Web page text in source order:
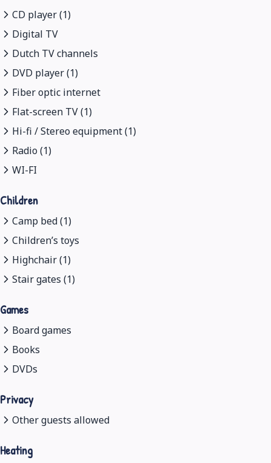
CD player (1)
Digital TV
Dutch TV channels
DVD player (1)
Fiber optic internet
Flat-screen TV (1)
Hi-fi / Stereo equipment (1)
Radio (1)
WI-FI
Children
Camp bed (1)
Children’s toys
Highchair (1)
Stair gates (1)
Games
Board games
Books
DVDs
Privacy
Other guests allowed
Heating